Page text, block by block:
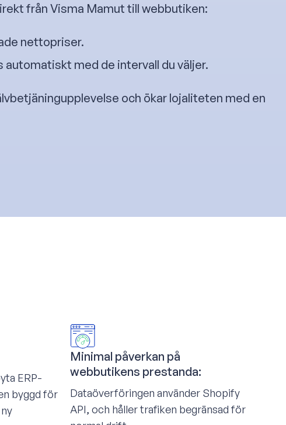
från Visma Mamut till webbutiken:
nettopriser.
med de intervall du väljer.
och ökar lojaliteten med en
ERP-
byggd för
Minimal påverkan på
webbutikens prestanda:
Dataöverföringen använder Shopify
API, och håller trafiken begränsad för